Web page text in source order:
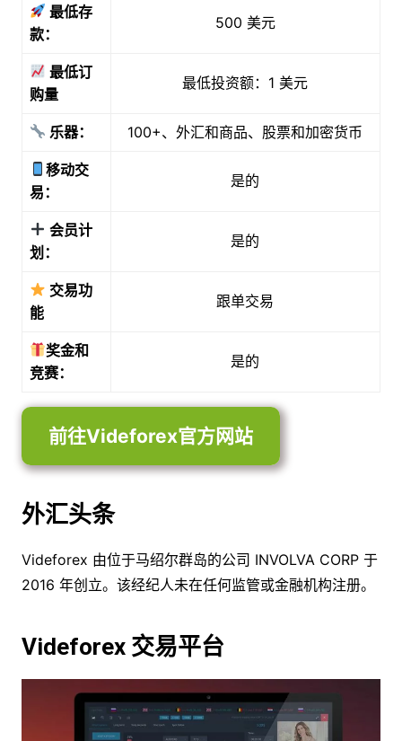
最低存
款：
500 美元
最低订
购量
最低投资额：1 美元
乐器： 100+、外汇和商品、股票和加密货币
移动交
易：
是的
会员计
划：
是的
交易功
能
跟单交易
奖金和
竞赛：
是的
前往Videforex官方网站
外汇头条
Videforex 由位于马绍尔群岛的公司 INVOLVA CORP 于
2016 年创立。该经纪人未在任何监管或金融机构注册。
Videforex 交易平台